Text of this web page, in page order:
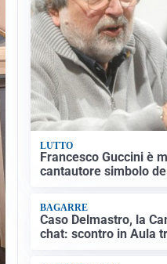
LUTTO
Francesco Guccini è
cantautore simbolo
BAGARRE
Caso Delmastro, la
chat: scontro in Aula